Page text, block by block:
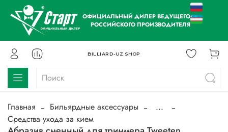
ОФИЦИАЛЬНЫЙ ДИЛЕР ВЕДУЩЕГО
РОССИЙСКОГО ПРОИЗВОДИТЕЛЯ
BILLIARD-UZ.SHOP
Главная Бильярдные аксессуары
...
Средства ухода за кием